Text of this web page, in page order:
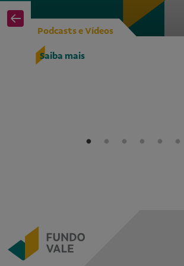
Podcasts e Vídeos
Saiba mais